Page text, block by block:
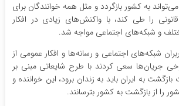
به کشور بازگردد و مثل همه خوانندگان برای
را طی کند، با واکنش‌های زیادی در افکار
و شبکه‌های اجتماعی مواجه شد.
شبکه‌های اجتماعی و رسانه‌ها و افکار عمومی از
جریان‌ها سعی کردند با طرح شایعاتی مبنی بر
به ایران باید به زندان برود، این خواننده و
را از بازگشت به کشور بترسانند.